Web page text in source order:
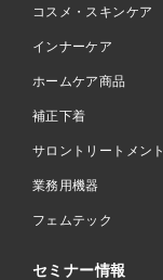
コスメ・スキンケア
インナーケア
ホームケア商品
補正下着
サロントリートメント
業務用機器
フェムテック
セミナー情報